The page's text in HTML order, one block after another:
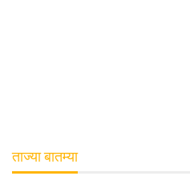
ताज्या बातम्या